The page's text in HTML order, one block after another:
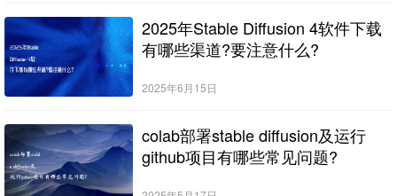
2025年Stable Diffusion 4软件下载
有哪些渠道?要注意什么?
2025年6月15日
colab部署stable diffusion及运行
github项目有哪些常见问题?